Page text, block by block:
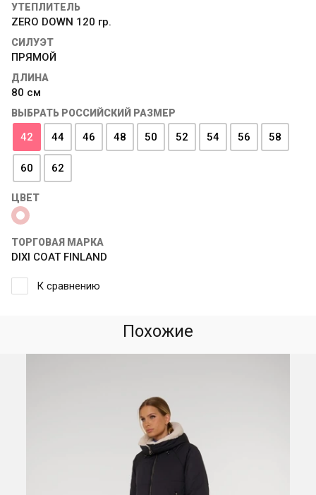
УТЕПЛИТЕЛЬ
ZERO DOWN 120 гр.
СИЛУЭТ
ПРЯМОЙ
ДЛИНА
80 см
ВЫБРАТЬ РОССИЙСКИЙ РАЗМЕР
42 44 46 48 50 52 54 56 58
60 62
ЦВЕТ
ТОРГОВАЯ МАРКА
DIXI COAT FINLAND
К сравнению
Похожие